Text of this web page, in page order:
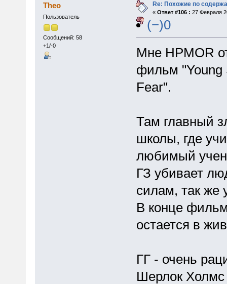
Theo
Пользователь
Сообщений: 58
+1/-0
Re: Похожие по
« Ответ #106 : 27 Февраля
(−)0
Мне HPMOR
фильм "Young
Fear".
Там главный
школы, где
любимый
ГЗ убивает
силам, так же
В конце
остается в
ГГ - очень
Шерлок